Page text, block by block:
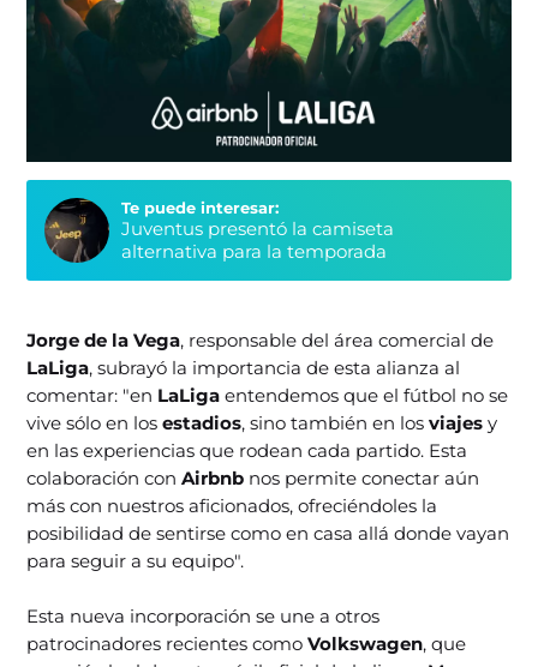
Te puede interesar:
Juventus presentó la camiseta
alternativa para la temporada
Jorge de la Vega, responsable del área comercial de
LaLiga, subrayó la importancia de esta alianza al
comentar: "en LaLiga entendemos que el fútbol no se
vive sólo en losestadios, sino también en losviajes y
en las experiencias que rodean cada partido. Esta
colaboración conAirbnb nos permite conectar aún
más con nuestros aficionados, ofreciéndoles la
posibilidad de sentirse como en casa allá donde vayan
para seguir a su equipo".
Esta nueva incorporación se une a otros
patrocinadores recientes comoVolkswagen, que